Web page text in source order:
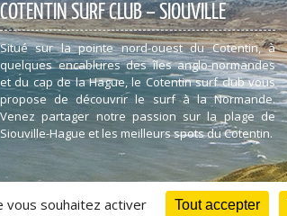
COTENTIN SURF CLUB – SIOUVILLE
Situé sur la pointe nord-ouest du Cotentin, à
quelques encablures des îles anglo-normandes
et du cap de la Hague, le Cotentin surf club vous
propose de découvrir le surf à la Normande.
Venez partager notre passion sur la plage de
Siouville-Hague et les meilleurs spots du Cotentin.
vous souhaitez activer Tout accepter